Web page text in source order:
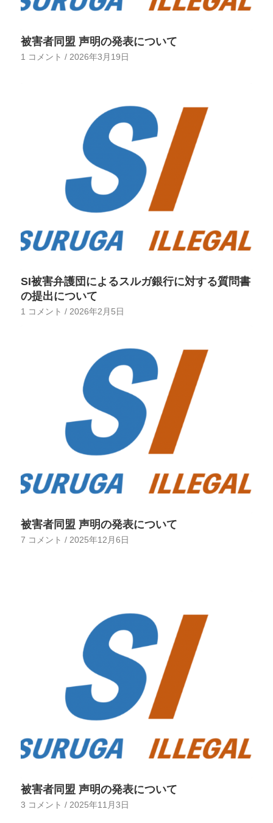
被害者同盟 声明の発表について
1 コメント / 2026年3月19日
SI被害弁護団によるスルガ銀行に対する質問書
の提出について
1 コメント / 2026年2月5日
被害者同盟 声明の発表について
7 コメント / 2025年12月6日
被害者同盟 声明の発表について
3 コメント / 2025年11月3日